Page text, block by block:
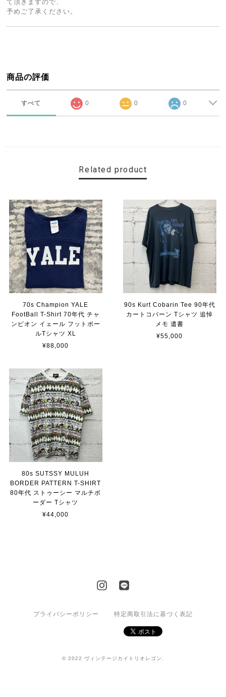
て頂きますので、
予めご了承ください。
商品の評価
すべて 0 0 0
Related product
70s Champion YALE
FootBall T-Shirt 70年代 チャ
ンピオン イェール フットボー
ルTシャツ XL
¥88,000
90s Kurt Cobarin Tee 90年代
カートコバーン Tシャツ 追悼
メモ 遺書
¥55,000
80s SUTSSY MULUH
BORDER PATTERN T-SHIRT
80年代 ストゥーシー マルチボ
ーダー Tシャツ
¥44,000
プライバシーポリシー 特定商取引法に基づく表記
© 2022 ヴィンテージカイトリオレゴン.